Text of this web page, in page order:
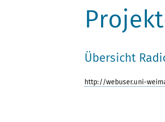
Übersicht
http://webuser.uni-